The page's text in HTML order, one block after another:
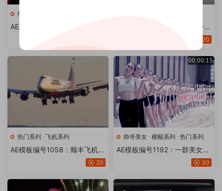
热门系列
AE模板编号2938：爱心火焰烟
AE模板编号1864：飞机机身文
20
热门系列 · 飞机系列
AE模板编号1058：顺丰飞机机
20
帅哥美女 · 横幅系列 · 热门系列
AE模板编号1192：一群美女挥
手横幅条幅【18版】高清版 30